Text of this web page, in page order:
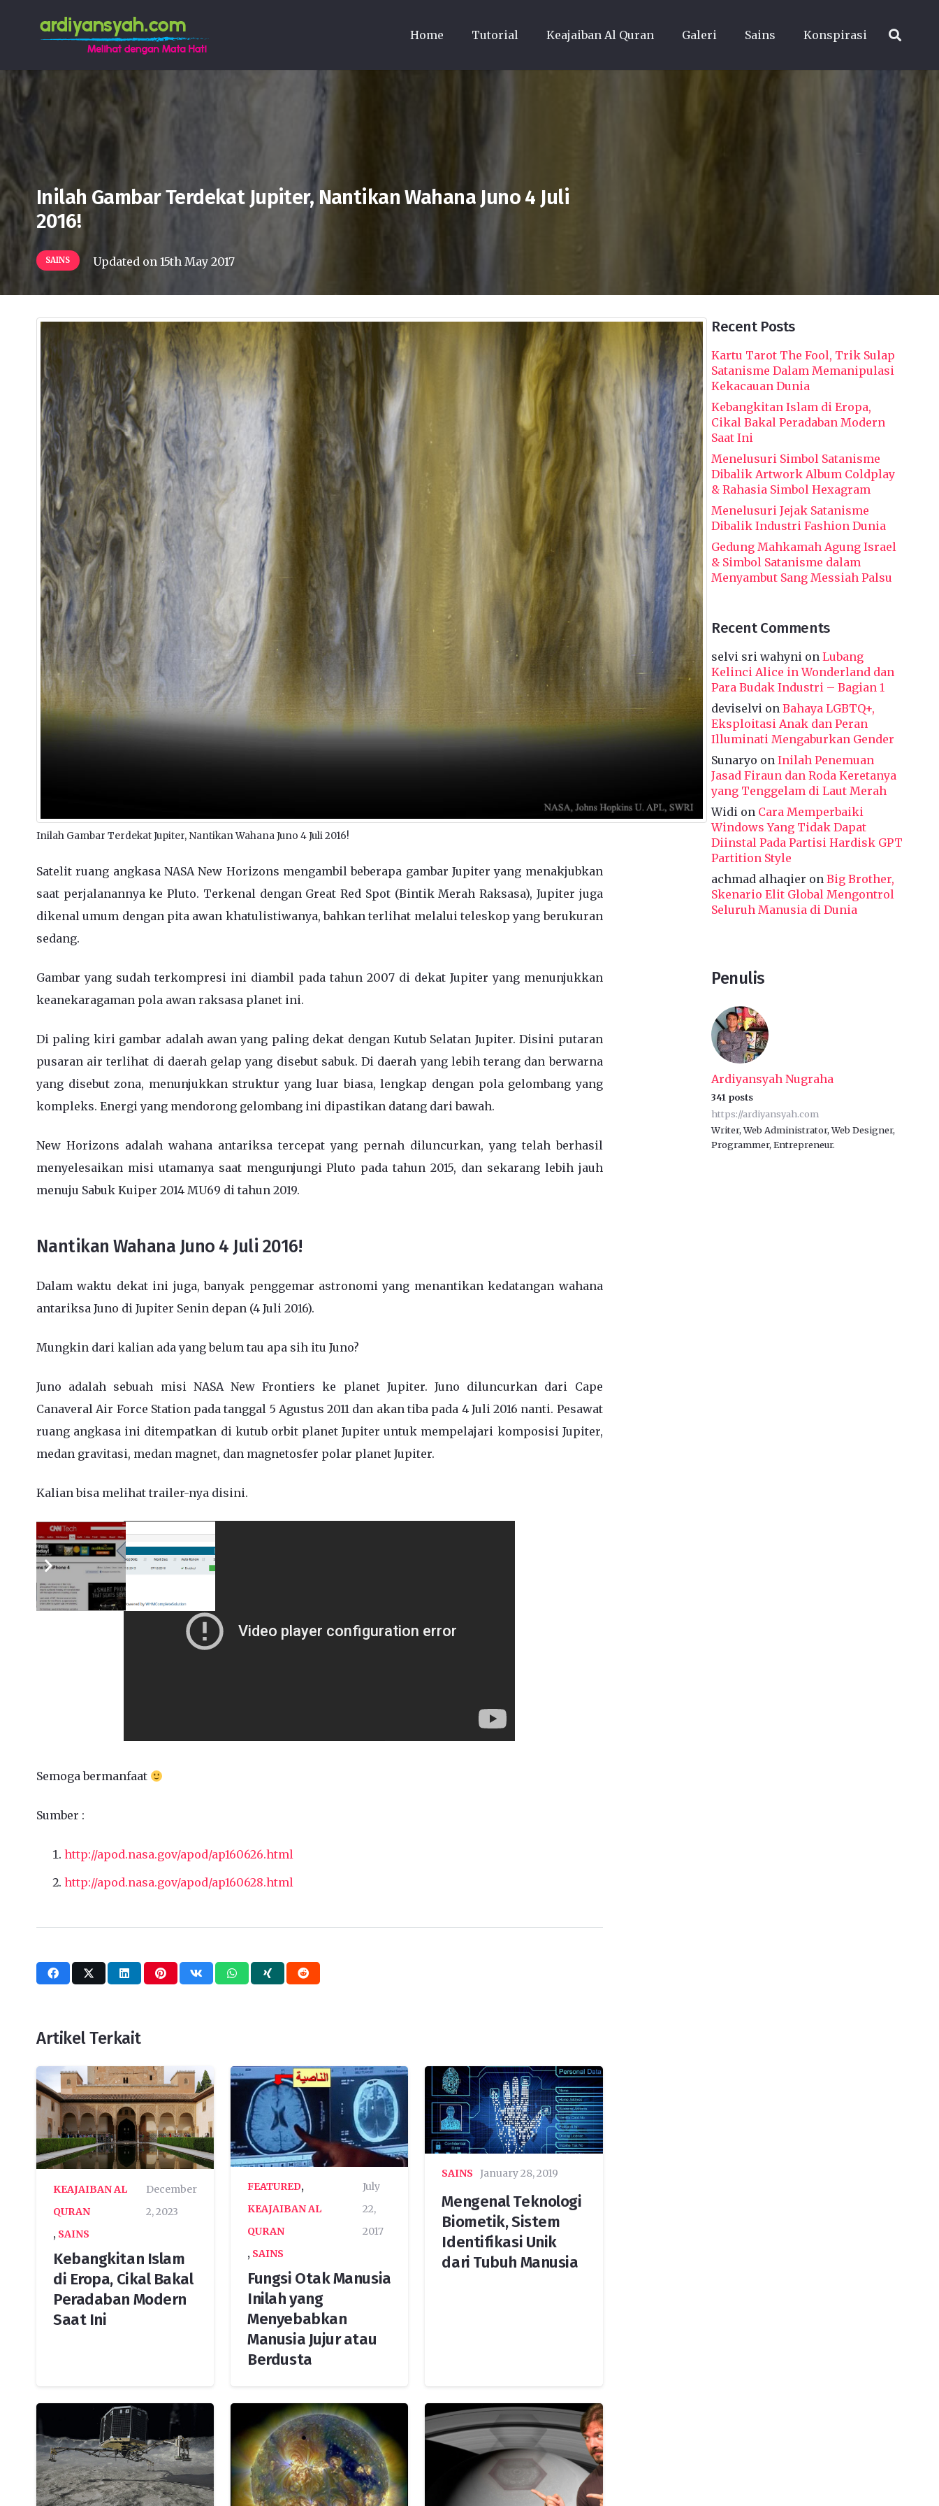
Home Tutorial Keajaiban Al Quran Galeri Sains Konspirasi
Inilah Gambar Terdekat Jupiter, Nantikan Wahana Juno 4 Juli
2016!
SAINS Updated on15th May 2017
Inilah Gambar Terdekat Jupiter, Nantikan Wahana Juno 4 Juli 2016!
Satelit ruang angkasa NASA New Horizons mengambil beberapa gambar Jupiter yang menakjubkan
saat perjalanannya ke Pluto. Terkenal dengan Great Red Spot (Bintik Merah Raksasa), Jupiter juga
dikenal umum dengan pita awan khatulistiwanya, bahkan terlihat melalui teleskop yang berukuran
sedang.
Gambar yang sudah terkompresi ini diambil pada tahun 2007 di dekat Jupiter yang menunjukkan
keanekaragaman pola awan raksasa planet ini.
Di paling kiri gambar adalah awan yang paling dekat dengan Kutub Selatan Jupiter.Disini putaran
pusaran air terlihat di daerah gelap yang disebut sabuk. Di daerah yang lebih terang danberwarna
yang disebut zona, menunjukkan struktur yang luar biasa, lengkap dengan pola gelombang yang
kompleks. Energi yang mendorong gelombang ini dipastikan datang dari bawah.
New Horizons adalah wahana antariksa tercepat yang pernah diluncurkan, yang telah berhasil
menyelesaikan misi utamanya saat mengunjungi Pluto pada tahun 2015, dan sekarang lebih jauh
menuju Sabuk Kuiper 2014 MU69 di tahun 2019.
Nantikan Wahana Juno 4 Juli 2016!
Dalam waktu dekat ini juga, banyak penggemar astronomi yang menantikankedatangan wahana
antariksa Juno di Jupiter Senin depan (4 Juli 2016).
Mungkin dari kalian ada yang belum tau apa sih itu Juno?
Juno adalah sebuah misi NASA New Frontiers ke planet Jupiter. Juno diluncurkan dari Cape
Canaveral Air Force Station pada tanggal 5 Agustus 2011 dan akan tiba pada 4 Juli 2016 nanti. Pesawat
ruang angkasa ini ditempatkan di kutub orbit planet Jupiter untuk mempelajari komposisi Jupiter,
medan gravitasi, medan magnet, dan magnetosfer polar planet Jupiter.
Kalian bisa melihat trailer-nya disini.
Semoga bermanfaat
Sumber :
http://apod.nasa.gov/apod/ap160626.html
http://apod.nasa.gov/apod/ap160628.html
Artikel Terkait
KEAJAIBAN AL
QURAN
, SAINS
December
2, 2023
Kebangkitan Islam
di Eropa, Cikal Bakal
Peradaban Modern
Saat Ini
FEATURED,
KEAJAIBAN AL
QURAN
, SAINS
July
22,
2017
Fungsi Otak Manusia
Inilah yang
Menyebabkan
Manusia Jujur atau
Berdusta
SAINS January 28, 2019
Mengenal Teknologi
Biometik, Sistem
Identifikasi Unik
dari Tubuh Manusia
Recent Posts
Kartu Tarot The Fool, Trik Sulap
Satanisme Dalam Memanipulasi
Kekacauan Dunia
Kebangkitan Islam di Eropa,
Cikal Bakal Peradaban Modern
Saat Ini
Menelusuri Simbol Satanisme
Dibalik Artwork Album Coldplay
& Rahasia Simbol Hexagram
Menelusuri Jejak Satanisme
Dibalik Industri Fashion Dunia
Gedung Mahkamah Agung Israel
& Simbol Satanisme dalam
Menyambut Sang Messiah Palsu
Recent Comments
selvi sri wahynion Lubang
Kelinci Alice in Wonderland dan
Para Budak Industri – Bagian 1
deviselvion Bahaya LGBTQ+,
Eksploitasi Anak dan Peran
Illuminati Mengaburkan Gender
Sunaryo on Inilah Penemuan
Jasad Firaun dan Roda Keretanya
yang Tenggelam di Laut Merah
Widion Cara Memperbaiki
Windows Yang Tidak Dapat
Diinstal Pada Partisi Hardisk GPT
Partition Style
achmad alhaqier on Big Brother,
Skenario Elit Global Mengontrol
Seluruh Manusia di Dunia
Penulis
Ardiyansyah Nugraha
341 posts
https://ardiyansyah.com
Writer, Web Administrator, Web Designer,
Programmer, Entrepreneur.